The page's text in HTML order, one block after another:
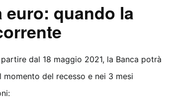
euro: quando la
dal 18 maggio 2021, la Banca potrà
del recesso e nei 3 mesi